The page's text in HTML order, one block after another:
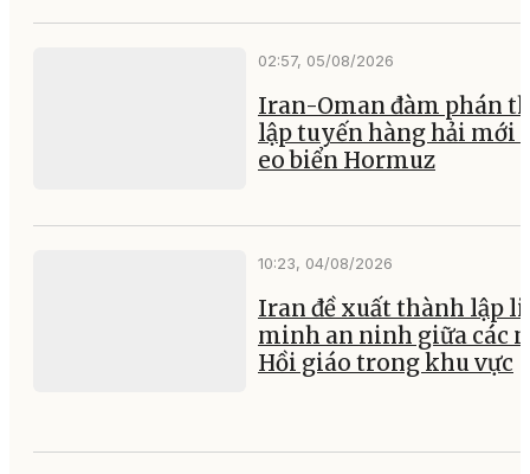
02:57, 05/08/2026
Iran-Oman đàm phán
lập tuyến hàng hải mới
eo biển Hormuz
10:23, 04/08/2026
Iran đề xuất thành lập
minh an ninh giữa các
Hồi giáo trong khu vực